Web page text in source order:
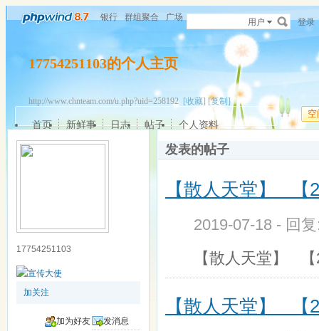
银行 群组聚合 广场 用户 登录
17754251103的个人主页
http://www.chnteam.com/u.php?uid=258192 [收藏] [复制]
空
首页 新鲜事 日志 帖子 个人资料
17754251103
加关注
加为好友
发消息
发表的帖子
【散人天堂】 【
2019-07-18 - 回
【散人天堂】
【散人天堂】 【